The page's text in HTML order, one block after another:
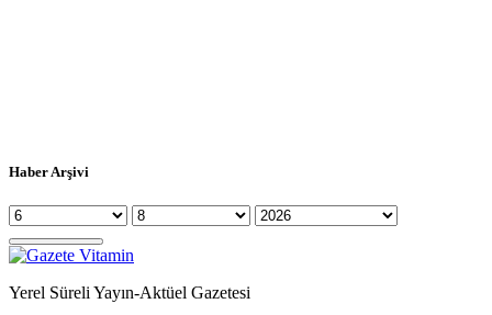
Haber Arşivi
Yerel Süreli Yayın-Aktüel Gazetesi